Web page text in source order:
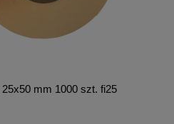
mm 1000 szt. fi25